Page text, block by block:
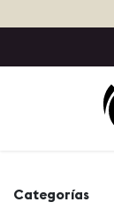
Categorías